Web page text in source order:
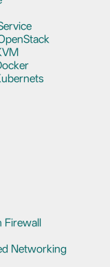
Firewall
Networking